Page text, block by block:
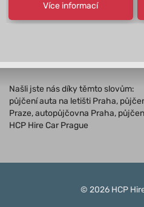
Více informací
Našli jste nás díky těmto slovům:
půjčení auta na letišti Praha,
Praze, autopůjčovna Praha,
HCP Hire Car Prague
© 2026 HCP